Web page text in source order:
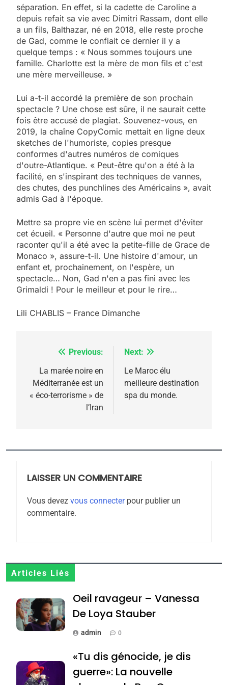
séparation. En effet, si la cadette de Caroline a
depuis refait sa vie avec Dimitri Rassam, dont elle
a un fils, Balthazar, né en 2018, elle reste proche
de Gad, comme le confiait ce dernier il y a
quelque temps : « Nous sommes toujours une
famille. Charlotte est la mère de mon fils et c'est
une mère merveilleuse. »
Lui a-t-il accordé la première de son prochain
spectacle ? Une chose est sûre, il ne saurait cette
fois être accusé de plagiat. Souvenez-vous, en
2019, la chaîne CopyComic mettait en ligne deux
sketches de l'humoriste, copies presque
conformes d'autres numéros de comiques
d'outre-Atlantique. « Peut-être qu'on a été à la
facilité, en s'inspirant des techniques de vannes,
des chutes, des punchlines des Américains », avait
admis Gad à l'époque.
Mettre sa propre vie en scène lui permet d'éviter
cet écueil. « Personne d'autre que moi ne peut
raconter qu'il a été avec la petite-fille de Grace de
Monaco », assure-t-il. Une histoire d'amour, un
enfant et, prochainement, on l'espère, un
spectacle… Non, Gad n'en a pas fini avec les
Grimaldi ! Pour le meilleur et pour le rire…
Lili CHABLIS – France Dimanche
Navigation
l’article
Previous:
La marée noire en
Méditerranée est un
« éco-terrorisme » de
l’Iran
Next:
Le Maroc élu
meilleure destination
spa du monde.
LAISSER UN COMMENTAIRE
Vous devez vous connecterpour publier un
commentaire.
Articles Liés
Oeil ravageur – Vanessa
De Loya Stauber
admin 0
«Tu dis génocide, je dis
guerre»: La nouvelle
meurtrière selon le
l’antisémitisme
FIÈRE, DIGNE ET RÉSILIENTE :
JUDAISME
8
Maroc : Les amandes de
Tafraout, le miel de Tadla
Azilal consacrés produits
du terroir
MAROC